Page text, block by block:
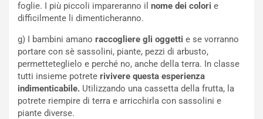
foglie. I più piccoli impareranno il nome dei colori e
difficilmente li dimenticheranno.
g) I bambini amano raccogliere gli oggetti e se vorranno
portare con sè sassolini, piante, pezzi di arbusto,
permetteteglielo e perché no, anche della terra. In classe
tutti insieme potrete rivivere questa esperienza
indimenticabile. Utilizzando una cassetta della frutta, la
potrete riempire di terra e arricchirla con sassolini e
piante diverse.